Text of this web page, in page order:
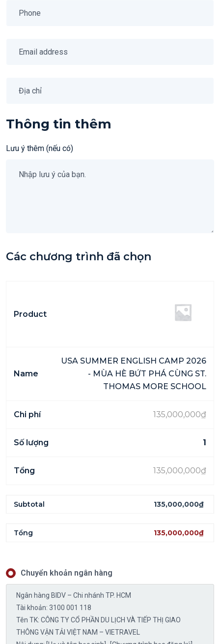
Thông tin thêm
Lưu ý thêm (nếu có)
Các chương trình đã chọn
USA SUMMER ENGLISH CAMP 2026
- MÙA HÈ BỨT PHÁ CÙNG ST.
THOMAS MORE SCHOOL
135,000,000₫
1
135,000,000₫
135,000,000₫
135,000,000₫
Chuyển khoản ngân hàng
Ngân hàng BIDV – Chi nhánh TP. HCM
Tài khoản: 3100 001 118
Tên TK: CÔNG TY CỔ PHẦN DU LỊCH VÀ TIẾP THỊ GIAO
THÔNG VẬN TẢI VIỆT NAM – VIETRAVEL